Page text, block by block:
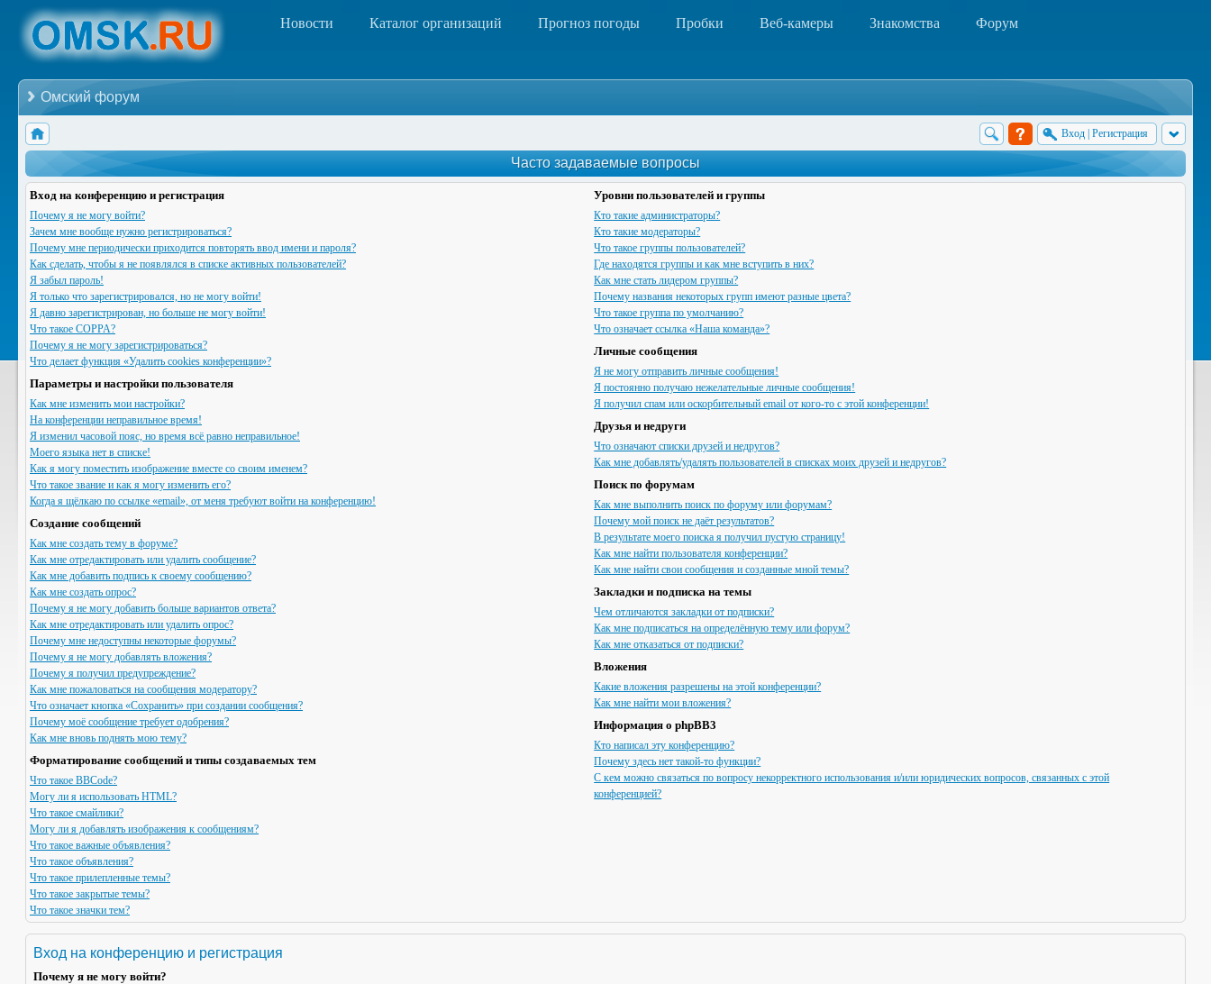
Новости Каталог организаций Прогноз погоды Пробки Веб-камеры Знакомства Форум
Омский форум
Вход Регистрация
Часто задаваемые вопросы
Вход на конференцию и регистрация
Почему я не могу войти?
Зачем мне вообще нужно регистрироваться?
Почему мне периодически приходится повторять ввод имени и пароля?
Как сделать, чтобы я не появлялся в списке активных пользователей?
Я забыл пароль!
Я только что зарегистрировался, но не могу войти!
Я давно зарегистрирован, но больше не могу войти!
Что такое COPPA?
Почему я не могу зарегистрироваться?
Что делает функция «Удалить cookies конференции»?
Параметры и настройки пользователя
Как мне изменить мои настройки?
На конференции неправильное время!
Я изменил часовой пояс, но время всё равно неправильное!
Моего языка нет в списке!
Как я могу поместить изображение вместе со своим именем?
Что такое звание и как я могу изменить его?
Когда я щёлкаю по ссылке «email», от меня требуют войти на конференцию!
Создание сообщений
Как мне создать тему в форуме?
Как мне отредактировать или удалить сообщение?
Как мне добавить подпись к своему сообщению?
Как мне создать опрос?
Почему я не могу добавить больше вариантов ответа?
Как мне отредактировать или удалить опрос?
Почему мне недоступны некоторые форумы?
Почему я не могу добавлять вложения?
Почему я получил предупреждение?
Как мне пожаловаться на сообщения модератору?
Что означает кнопка «Сохранить» при создании сообщения?
Почему моё сообщение требует одобрения?
Как мне вновь поднять мою тему?
Форматирование сообщений и типы создаваемых тем
Что такое BBCode?
Могу ли я использовать HTML?
Что такое смайлики?
Могу ли я добавлять изображения к сообщениям?
Что такое важные объявления?
Что такое объявления?
Что такое прилепленные темы?
Что такое закрытые темы?
Что такое значки тем?
Уровни пользователей и группы
Кто такие администраторы?
Кто такие модераторы?
Что такое группы пользователей?
Где находятся группы и как мне вступить в них?
Как мне стать лидером группы?
Почему названия некоторых групп имеют разные цвета?
Что такое группа по умолчанию?
Что означает ссылка «Наша команда»?
Личные сообщения
Я не могу отправить личные сообщения!
Я постоянно получаю нежелательные личные сообщения!
Я получил спам или оскорбительный email от кого-то с этой конференции!
Друзья и недруги
Что означают списки друзей и недругов?
Как мне добавлять/удалять пользователей в списках моих друзей и недругов?
Поиск по форумам
Как мне выполнить поиск по форуму или форумам?
Почему мой поиск не даёт результатов?
В результате моего поиска я получил пустую страницу!
Как мне найти пользователя конференции?
Как мне найти свои сообщения и созданные мной темы?
Закладки и подписка на темы
Чем отличаются закладки от подписки?
Как мне подписаться на определённую тему или форум?
Как мне отказаться от подписки?
Вложения
Какие вложения разрешены на этой конференции?
Как мне найти мои вложения?
Информация о phpBB3
Кто написал эту конференцию?
Почему здесь нет такой-то функции?
С кем можно связаться по вопросу некорректного использования и/или юридических вопросов, связанных с этой
конференцией?
Вход на конференцию и регистрация
Почему я не могу войти?